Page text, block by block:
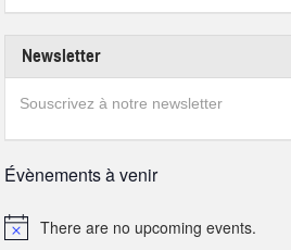
Newsletter
Souscrivez à notre newsletter
Évènements à venir
There are no upcoming events.